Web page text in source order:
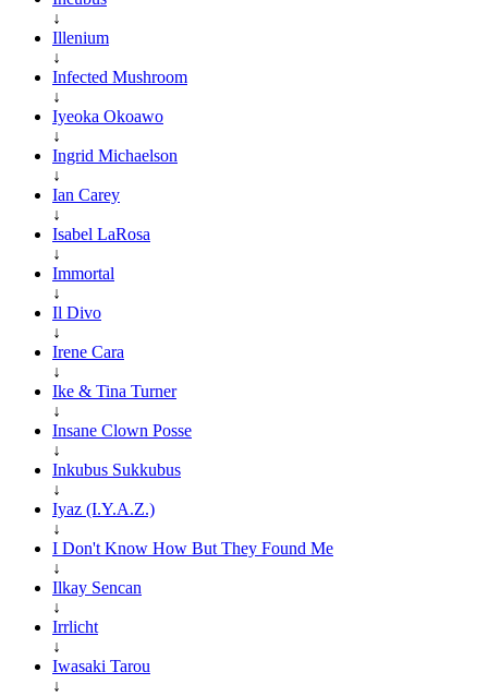
↓
Illenium
↓
Infected Mushroom
↓
Iyeoka Okoawo
↓
Ingrid Michaelson
↓
Ian Carey
↓
Isabel LaRosa
↓
Immortal
↓
Il Divo
↓
Irene Cara
↓
Ike & Tina Turner
↓
Insane Clown Posse
↓
Inkubus Sukkubus
↓
Iyaz (I.Y.A.Z.)
↓
I Don't Know How But They Found Me
↓
Ilkay Sencan
↓
Irrlicht
↓
Iwasaki Tarou
↓